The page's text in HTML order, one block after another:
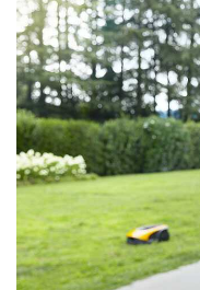
Spiralmac
Spring Protezione
Spyro
Stanley
Stiga
Stocker
Sunseeker
T
Tecla